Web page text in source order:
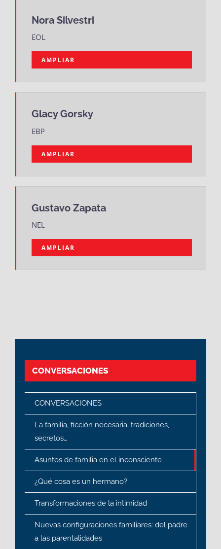
Nora Silvestri
EOL
AMPLIAR
Glacy Gorsky
EBP
AMPLIAR
Gustavo Zapata
NEL
AMPLIAR
CONVERSACIONES
CONVERSACIONES
La familia, ficción necesaria; tradiciones,
secretos…
Asuntos de familia en el inconsciente
¿Qué cosa es un hermano?
Transformaciones de la intimidad
Nuevas configuraciones familiares: del padre
a las parentalidades